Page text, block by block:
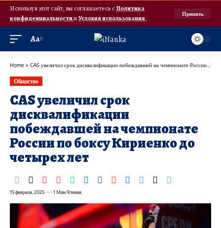
Используя этот сайт, вы соглашаетесь с Политика
конфиденциальностииУсловия использования.
Принять
Аа
Home » CAS увеличил срок дисквалификации побеждавшей на чемпионате России по боксу Кириенко до четырех лет
Общество
CAS увеличил срок
дисквалификации
побеждавшей на чемпионате
России по боксу Кириенко до
четырех лет
15 февраля, 2025 1 Мин Чтения